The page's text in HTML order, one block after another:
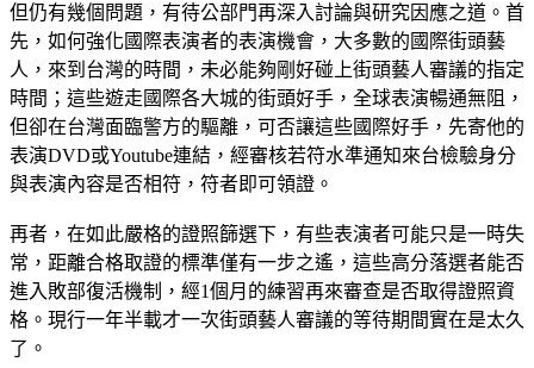
但仍有幾個問題，有待公部門再深入討論與研究因應之道。首
先，如何強化國際表演者的表演機會，大多數的國際街頭藝
人，來到台灣的時間，未必能夠剛好碰上街頭藝人審議的指定
時間；這些遊走國際各大城的街頭好手，全球表演暢通無阻，
但卻在台灣面臨警方的驅離，可否讓這些國際好手，先寄他的
表演DVD或Youtube連結，經審核若符水準通知來台檢驗身分
與表演內容是否相符，符者即可領證。
再者，在如此嚴格的證照篩選下，有些表演者可能只是一時失
常，距離合格取證的標準僅有一步之遙，這些高分落選者能否
進入敗部復活機制，經1個月的練習再來審查是否取得證照資
格。現行一年半載才一次街頭藝人審議的等待期間實在是太久
了。